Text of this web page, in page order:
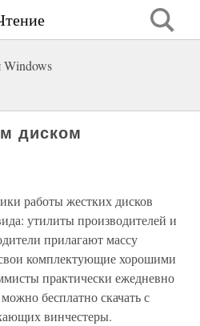
диском
работы жестких дисков
утилиты производителей и
прилагают массу
комплектующие хорошими
практически ежедневно
бесплатно скачать с
винчестеры.